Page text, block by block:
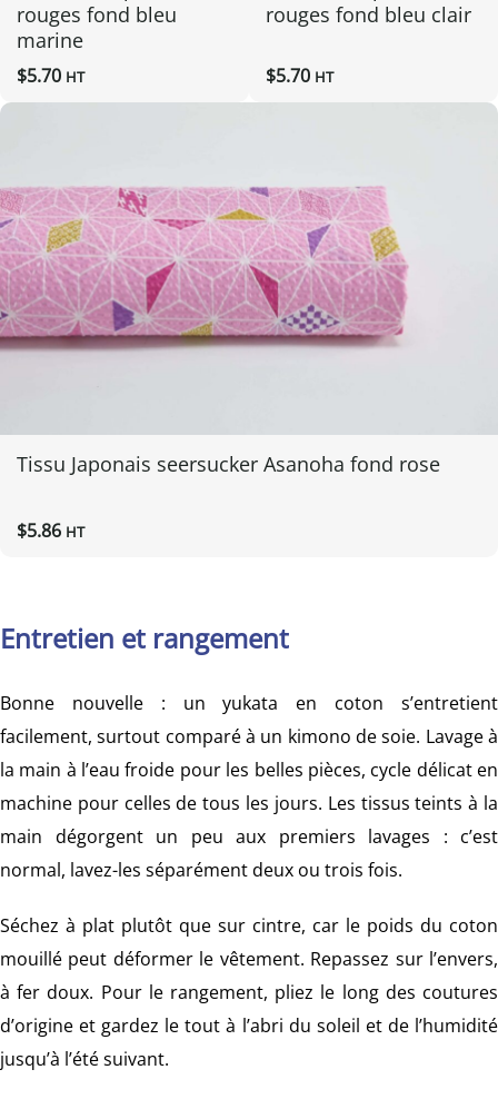
rouges fond bleu
marine
$5.70 HT
rouges fond bleu clair
$5.70 HT
Tissu Japonais seersucker Asanoha fond rose
$5.86 HT
Entretien et rangement
Bonne nouvelle : un yukata en coton s’entretient
facilement, surtout comparé à un kimono de soie. Lavage à
la main à l’eau froide pour les belles pièces, cycle délicat en
machine pour celles de tous les jours. Les tissus teints à la
main dégorgent un peu aux premiers lavages : c’est
normal, lavez-les séparément deux ou trois fois.
Séchez à plat plutôt que sur cintre, car le poids du coton
mouillé peut déformer le vêtement. Repassez sur l’envers,
à fer doux. Pour le rangement, pliez le long des coutures
d’origine et gardez le tout à l’abri du soleil et de l’humidité
jusqu’à l’été suivant.